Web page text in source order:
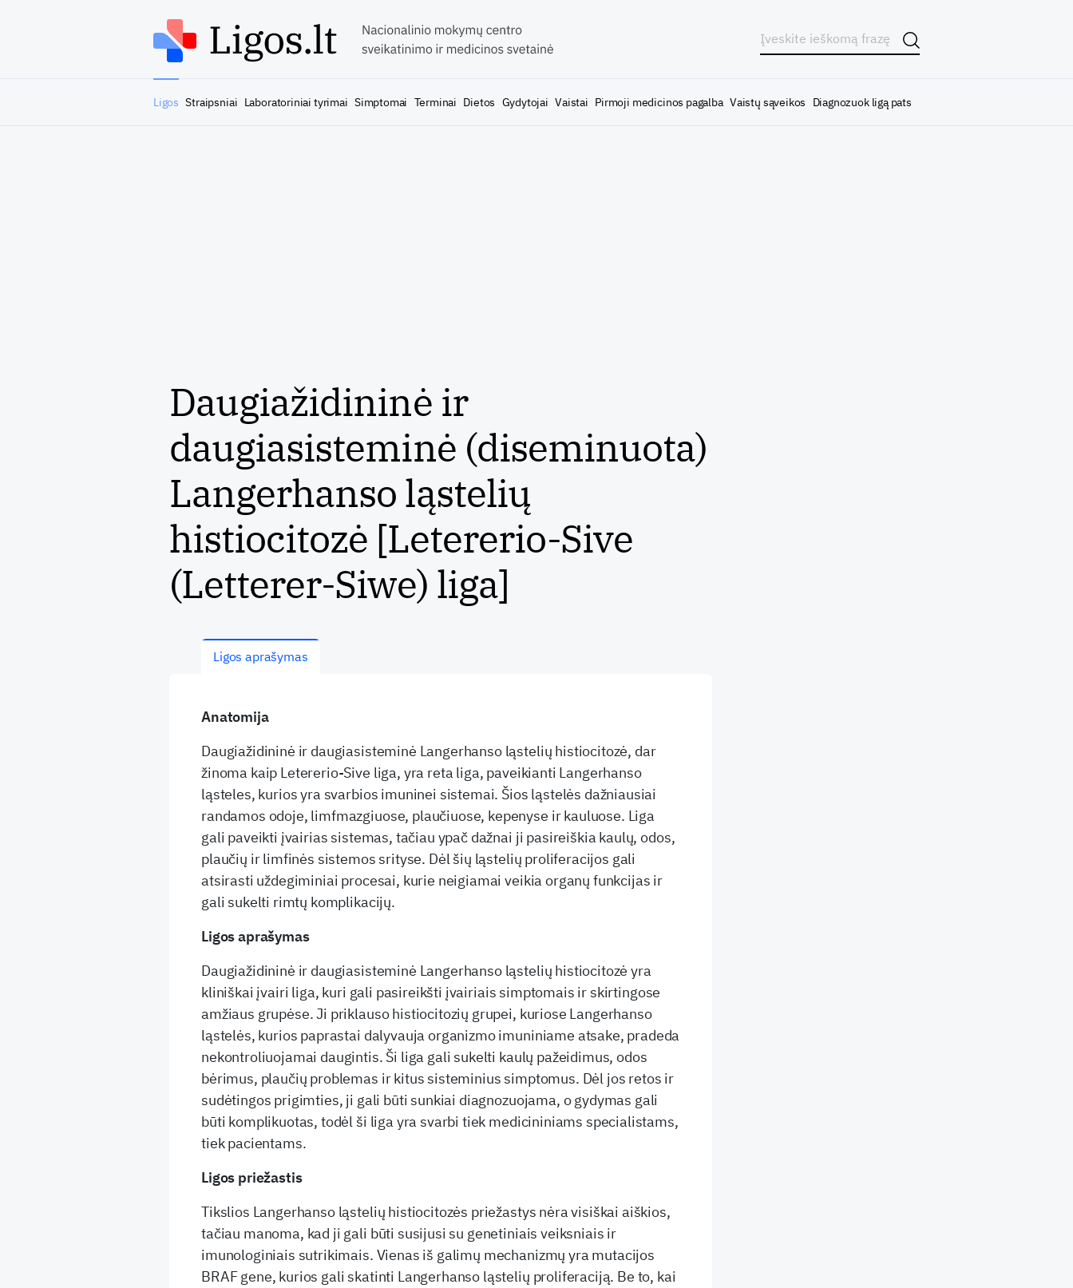
Ligos Straipsniai Laboratoriniai tyrimai Simptomai Terminai Dietos Gydytojai Vaistai Pirmoji medicinos pagalba Vaistų sąveikos Diagnozuok ligą pats
Daugiažidininė ir
daugiasisteminė (diseminuota)
Langerhanso ląstelių
histiocitozė [Letererio-Sive
(Letterer-Siwe) liga]
Ligos aprašymas
Anatomija
Daugiažidininė ir daugiasisteminė Langerhanso ląstelių histiocitozė, dar
žinoma kaip Letererio-Sive liga, yra reta liga, paveikianti Langerhanso
ląsteles, kurios yra svarbios imuninei sistemai. Šios ląstelės dažniausiai
randamos odoje, limfmazgiuose, plaučiuose, kepenyse ir kauluose. Liga
gali paveikti įvairias sistemas, tačiau ypač dažnai ji pasireiškia kaulų, odos,
plaučių ir limfinės sistemos srityse. Dėl šių ląstelių proliferacijos gali
atsirasti uždegiminiai procesai, kurie neigiamai veikia organų funkcijas ir
gali sukelti rimtų komplikacijų.
Ligos aprašymas
Daugiažidininė ir daugiasisteminė Langerhanso ląstelių histiocitozė yra
kliniškai įvairi liga, kuri gali pasireikšti įvairiais simptomais ir skirtingose
amžiaus grupėse. Ji priklauso histiocitozių grupei, kuriose Langerhanso
ląstelės, kurios paprastai dalyvauja organizmo imuniniame atsake, pradeda
nekontroliuojamai daugintis. Ši liga gali sukelti kaulų pažeidimus, odos
bėrimus, plaučių problemas ir kitus sisteminius simptomus. Dėl jos retos ir
sudėtingos prigimties, ji gali būti sunkiai diagnozuojama, o gydymas gali
būti komplikuotas, todėl ši liga yra svarbi tiek medicininiams specialistams,
tiek pacientams.
Ligos priežastis
Tikslios Langerhanso ląstelių histiocitozės priežastys nėra visiškai aiškios,
tačiau manoma, kad ji gali būti susijusi su genetiniais veiksniais ir
imunologiniais sutrikimais. Vienas iš galimų mechanizmų yra mutacijos
BRAF gene, kurios gali skatinti Langerhanso ląstelių proliferaciją. Be to, kai